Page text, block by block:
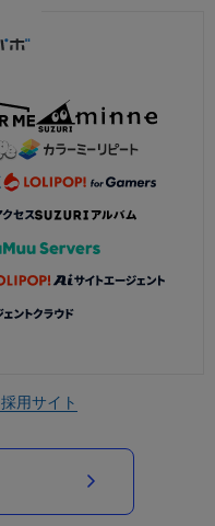
採用サイト